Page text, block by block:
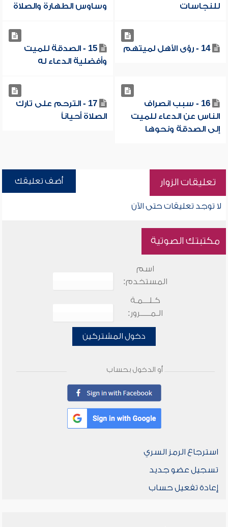
للنجاسات وساوس الطهارة والصلاة
14 - رؤى الأهل لميتهم
15 - الصدقة للميت
وأفضلية الدعاء له
16 - سبب انصراف
الناس عن الدعاء للميت
إلى الصدقة ونحوها
17 - الترحم على تارك
الصلاة أحياناً
تعليقات الزوار أضف تعليقك
لا توجد تعليقات حتى الآن
مكتبتك الصوتية
اسم
المستخدم:
كـلـــمـة
الـمـــــرور:
دخول المشتركين
أو الدخول بحساب
استرجاع الرمز السري
تسجيل عضو جديد
إعادة تفعيل حساب